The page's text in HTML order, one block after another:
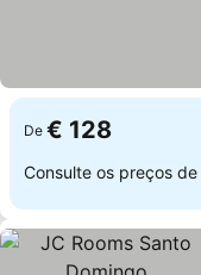
De € 128
Consulte os preços de